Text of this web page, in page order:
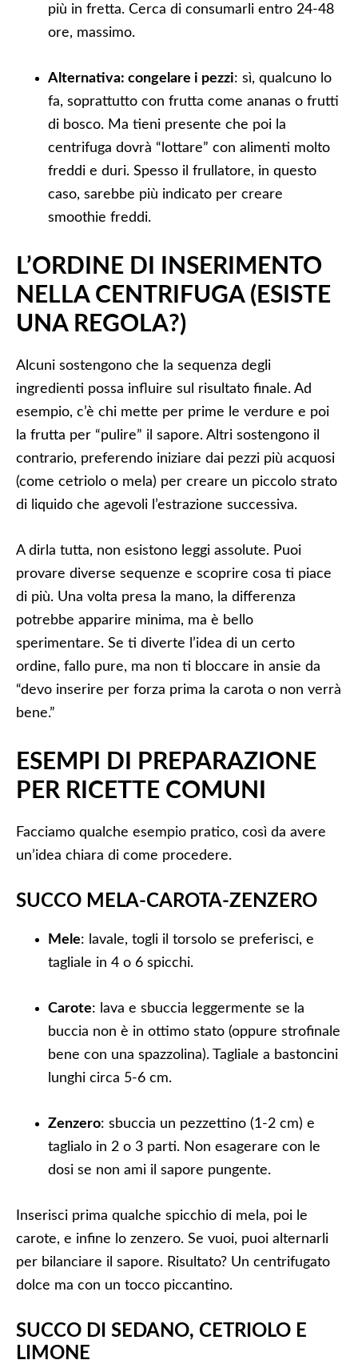
più in fretta. Cerca di consumarli entro 24-48
ore, massimo.
Alternativa: congelare i pezzi: sì, qualcuno lo
fa, soprattutto con frutta come ananas o frutti
di bosco. Ma tieni presente che poi la
centrifuga dovrà “lottare” con alimenti molto
freddi e duri. Spesso il frullatore, in questo
caso, sarebbe più indicato per creare
smoothie freddi.
L’ORDINE DI INSERIMENTO
NELLA CENTRIFUGA (ESISTE
UNA REGOLA?)
Alcuni sostengono che la sequenza degli
ingredienti possa influire sul risultato finale. Ad
esempio, c’è chi mette per prime le verdure e poi
la frutta per “pulire” il sapore. Altri sostengono il
contrario, preferendo iniziare dai pezzi più acquosi
(come cetriolo o mela) per creare un piccolo strato
di liquido che agevoli l’estrazione successiva.
A dirla tutta, non esistono leggi assolute. Puoi
provare diverse sequenze e scoprire cosa ti piace
di più. Una volta presa la mano, la differenza
potrebbe apparire minima, ma è bello
sperimentare. Se ti diverte l’idea di un certo
ordine, fallo pure, ma non ti bloccare in ansie da
“devo inserire per forza prima la carota o non verrà
bene.”
ESEMPI DI PREPARAZIONE
PER RICETTE COMUNI
Facciamo qualche esempio pratico, così da avere
un’idea chiara di come procedere.
SUCCO MELA-CAROTA-ZENZERO
Mele: lavale, togli il torsolo se preferisci, e
tagliale in 4 o 6 spicchi.
Carote: lava e sbuccia leggermente se la
buccia non è in ottimo stato (oppure strofinale
bene con una spazzolina). Tagliale a bastoncini
lunghi circa 5-6 cm.
Zenzero: sbuccia un pezzettino (1-2 cm) e
taglialo in 2 o 3 parti. Non esagerare con le
dosi se non ami il sapore pungente.
Inserisci prima qualche spicchio di mela, poi le
carote, e infine lo zenzero. Se vuoi, puoi alternarli
per bilanciare il sapore. Risultato? Un centrifugato
dolce ma con un tocco piccantino.
SUCCO DI SEDANO, CETRIOLO E
LIMONE